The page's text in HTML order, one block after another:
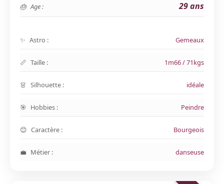
Age : 29 ans
Astro : Gemeaux
Taille : 1m66 / 71kgs
Silhouette : idéale
Hobbies : Peindre
Caractère : Bourgeois
Métier : danseuse